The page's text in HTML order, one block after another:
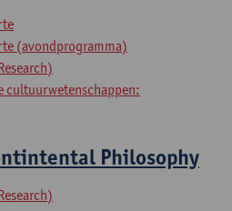
(avondprogramma)
cultuurwetenschappen:
Philosophy